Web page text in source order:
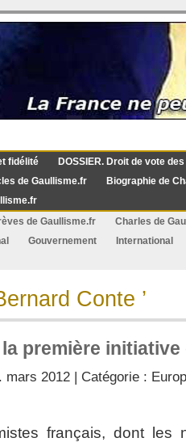
fidélité
DOSSIER. Droit de vote
de Gaullisme.fr
Biographie de
de Gaullisme.fr
Charles de
Gouvernement
International
Conte ’
première
mars 2012 | Catégorie :
français, dont les